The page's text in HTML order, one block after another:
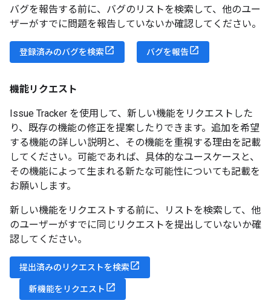
バグを報告する前に、バグのリストを検索して、他のユー
ザーがすでに問題を報告していないか確認してください。
登録済みのバグを検索 バグを報告
機能リクエスト
Issue Tracker を使用して、新しい機能をリクエストした
り、既存の機能の修正を提案したりできます。追加を希望
する機能の詳しい説明と、その機能を重視する理由を記載
してください。可能であれば、具体的なユースケースと、
その機能によって生まれる新たな可能性についても記載を
お願いします。
新しい機能をリクエストする前に、リストを検索して、他
のユーザーがすでに同じリクエストを提出していないか確
認してください。
提出済みのリクエストを検索
新機能をリクエスト